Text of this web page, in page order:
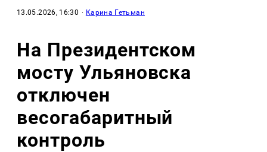
13.05.2026, 16:30 · Карина Гетьман
На Президентском
мосту Ульяновска
отключен
весогабаритный
контроль